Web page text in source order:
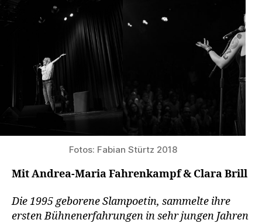
Fotos: Fabian Stürtz 2018
Mit Andrea-Maria Fahrenkampf & Clara Brill
Die 1995 geborene Slampoetin, sammelte ihre
ersten Bühnenerfahrungen in sehr jungen Jahren